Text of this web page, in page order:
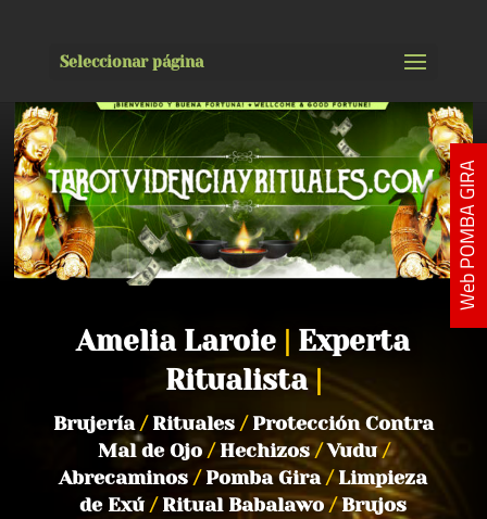
Seleccionar página
Amelia Laroie
Experta
Ritualista
Brujería /Rituales /Protección Contra
Mal de Ojo /Hechizos/Vudu/
Abrecaminos/Pomba Gira/Limpieza
de Exú/Ritual Babalawo/Brujos
Web POMBA GIRA